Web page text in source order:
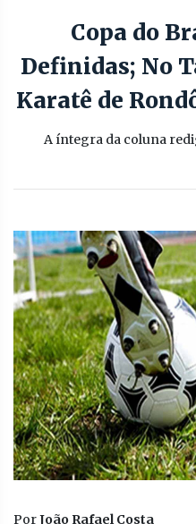
Copa do
Definidas; No
Karatê de
A íntegra da coluna
PorJoão Rafael Costa